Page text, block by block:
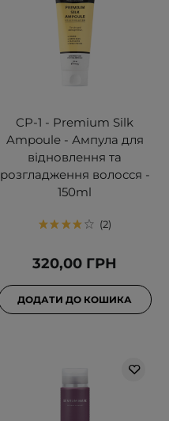
CP-1 - Premium Silk
Ampoule - Ампула для
відновлення та
розгладження волосся -
150ml
2
320,00 ГРН
ДОДАТИ ДО КОШИКА